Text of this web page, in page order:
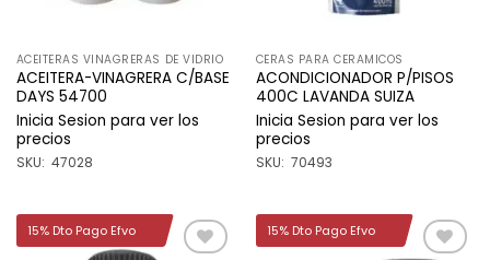
ACEITERAS VINAGRERAS DE VIDRIO
ACEITERA-VINAGRERA C/BASE
DAYS 54700
Inicia Sesion para ver los
precios
SKU: 47028
CERAS PARA CERAMICOS
ACONDICIONADOR P/PISOS
400C LAVANDA SUIZA
Inicia Sesion para ver los
precios
SKU: 70493
15% Dto Pago Efvo 15% Dto Pago Efvo